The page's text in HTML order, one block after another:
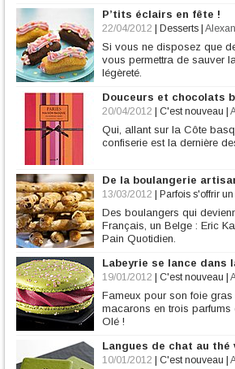
P’tits éclairs en fête !
22/04/2012 Desserts
Si vous ne disposez que
vous permettra de sauver
légèreté.
Douceurs et chocolats
20/04/2012 C'est nouveau
Qui, allant sur la Côte
confiserie est la dernière
De la boulangerie
13/03/2012 Parfois s'offrir
Des boulangers qui
Français, un Belge : Eric
Pain Quotidien.
Labeyrie se lance dans
19/01/2012 C'est nouveau
Fameux pour son foie
macarons en trois parfums
Olé !
Langues de chat au thé
10/01/2012 C'est nouveau